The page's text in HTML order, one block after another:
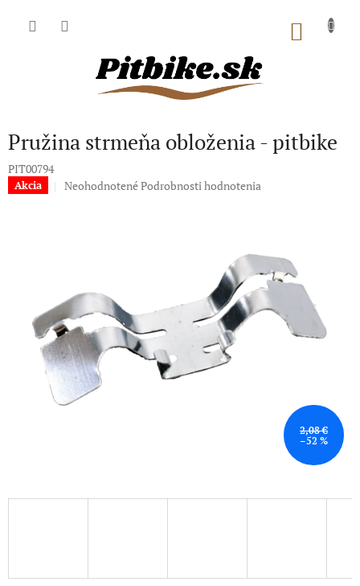
Pružina strmeňa obloženia - pitbike
PIT00794
Akcia
Priemerné
hviezdičiek.
NeohodnotenéPodrobnosti hodnotenia
2,08 €
–52 %